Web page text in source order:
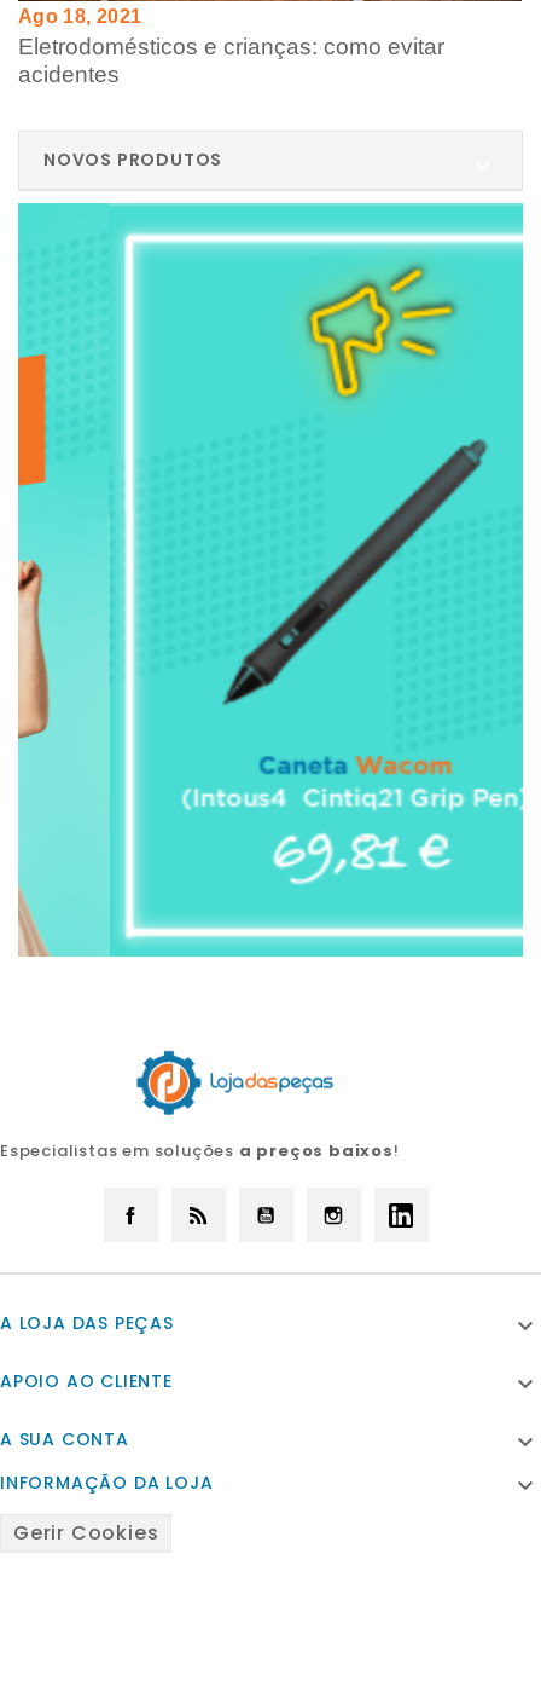
Ago 18, 2021
Eletrodomésticos e crianças: como evitar
acidentes
NOVOS PRODUTOS
Especialistas em soluções a preços baixos!
Facebook YouTube Instagram
A LOJA DAS PEÇAS 
APOIO AO CLIENTE 
A SUA CONTA 
INFORMAÇÃO DA LOJA 
Gerir Cookies